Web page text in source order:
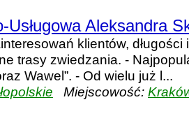
Usługowa Aleksandra
klientów, długości
trasy zwiedzania. -
Wawel”. - Od wielu już l...
Miejscowość: